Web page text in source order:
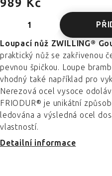
Loupací nůž ZWILLING®
praktický nůž se zakřivenou
pevnou špičkou. Loupe
vhodný také například pro
Nerezová ocel vysoce
FRIODUR® je unikátní
ledována a výsledná ocel
vlastností.
Detailní informace